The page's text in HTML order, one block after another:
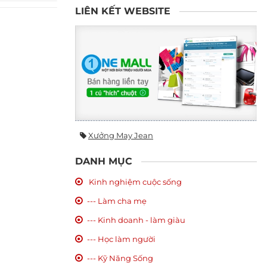
LIÊN KẾT WEBSITE
Xưởng May Jean
DANH MỤC
Kinh nghiệm cuộc sống
--- Làm cha mẹ
--- Kinh doanh - làm giàu
--- Học làm người
--- Kỹ Năng Sống